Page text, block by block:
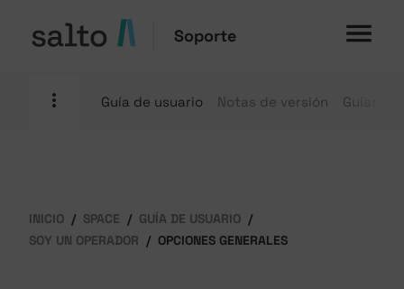
Soporte
Guía de usuario Notas de versión Guías
INICIO SPACE
GUÍA DE USUARIO
SOY UN OPERADOR
OPCIONES GENERALES